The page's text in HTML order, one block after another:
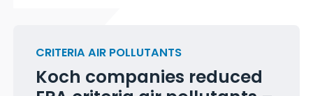
CRITERIA AIR POLLUTANTS
Koch companies reduced